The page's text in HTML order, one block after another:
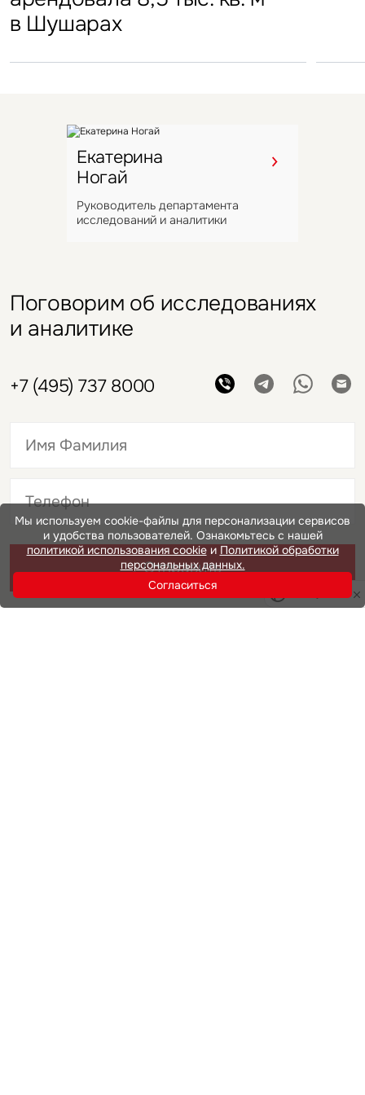
в Шушарах
проекте Space 1
Екатерина
Ногай
Руководитель департамента
исследований и аналитики
Поговорим об исследованиях
и аналитике
+7 (495) 737 8000
Это обязательное поле
Отправить
Нажимая на кнопку «Отправить», вы даете свое согласие
Мы используем cookie-файлы для персонализации сервисов
и удобства пользователей. Ознакомьтесь с нашей
политикой использования cookieи Политикой обработки
персональных данных.
Согласиться